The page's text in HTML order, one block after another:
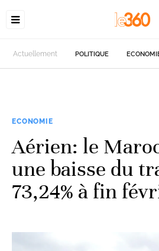
Actuellement POLITIQUE
ECONOMIE
Aérien: le
une baisse du
73,24% à fin